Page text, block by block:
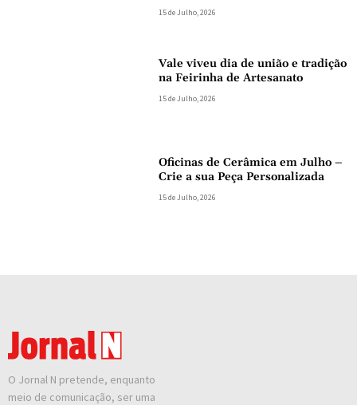
15 de Julho, 2026
Vale viveu dia de união e tradição
na Feirinha de Artesanato
15 de Julho, 2026
Oficinas de Cerâmica em Julho –
Crie a sua Peça Personalizada
15 de Julho, 2026
O Jornal N pretende, enquanto
meio de comunicação, ser uma